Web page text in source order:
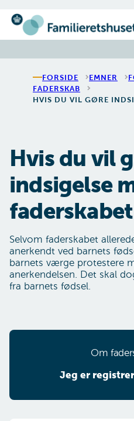
Gå til forsiden
FORSIDE EMNER
FADERSKAB
HVIS DU VIL GØRE
Hvis du vil
indsigelse
faderskabet
Selvom faderskabet
anerkendt ved barnets
barnets værge protestere
anerkendelsen. Det skal
fra barnets fødsel.
Om
Jeg er